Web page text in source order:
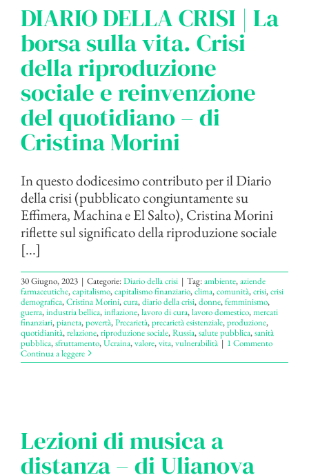
DIARIO DELLA CRISI | La
borsa sulla vita. Crisi
della riproduzione
sociale e reinvenzione
del quotidiano – di
Cristina Morini
In questo dodicesimo contributo per il Diario
della crisi (pubblicato congiuntamente su
Effimera, Machina e El Salto), Cristina Morini
riflette sul significato della riproduzione sociale
[...]
30 Giugno, 2023 | Categorie:Diario della crisi | Tag:ambiente,aziende
farmaceutiche,capitalismo,capitalismo finanziario,clima,comunità,crisi,crisi
demografica,Cristina Morini,cura,diario della crisi,donne,femminismo,
guerra,industria bellica,inflazione,lavoro di cura,lavoro domestico,mercati
finanziari,pianeta,povertà,Precarietà,precarietà esistenziale,produzione,
quotidianità,relazione,riproduzione sociale,Russia,salute pubblica,sanità
pubblica,sfruttamento,Ucraina,valore,vita,vulnerabilità | 1 Commento
Continua a leggere
Lezioni di musica a
distanza – di Ulianova